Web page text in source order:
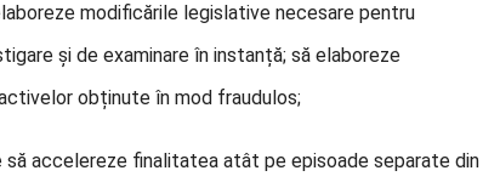
modificările legislative necesare pentru
și de examinare în instanță; să elaboreze
obținute în mod fraudulos;
accelereze finalitatea atât pe episoade separate din